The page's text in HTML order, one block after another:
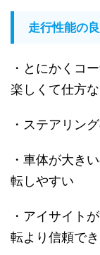
走行性能の
・とにかくコ
楽しくて仕方
・ステアリン
・車体が大き
転しやすい
・アイサイト
転より信頼で